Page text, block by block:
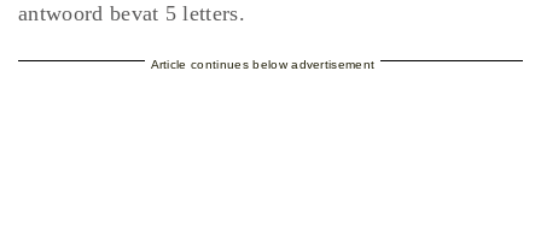
antwoord bevat 5 letters.
Article continues below advertisement